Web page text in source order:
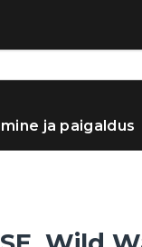
ja paigaldus